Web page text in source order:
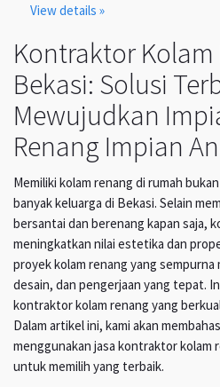
View details »
Kontraktor Kolam
Bekasi: Solusi
Mewujudkan
Renang Impian
Memiliki kolam renang di rumah
banyak keluarga di Bekasi. Selain
bersantai dan berenang kapan saja,
meningkatkan nilai estetika dan
proyek kolam renang yang
desain, dan pengerjaan yang tepat.
kontraktor kolam renang yang
Dalam artikel ini, kami akan
menggunakan jasa kontraktor kolam
untuk memilih yang terbaik.